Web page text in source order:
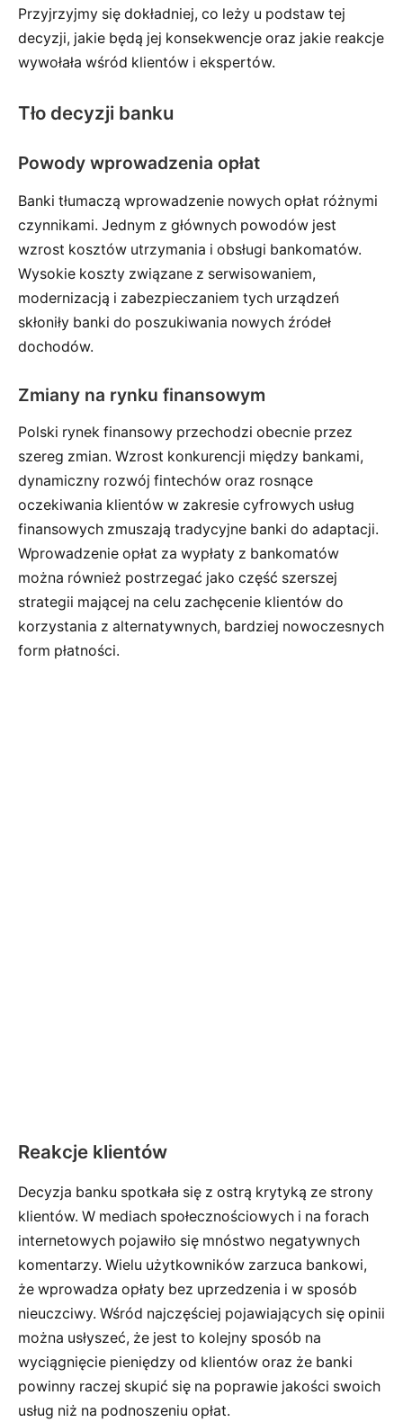
Przyjrzyjmy się dokładniej, co leży u podstaw tej
decyzji, jakie będą jej konsekwencje oraz jakie reakcje
wywołała wśród klientów i ekspertów.
Tło decyzji banku
Powody wprowadzenia opłat
Banki tłumaczą wprowadzenie nowych opłat różnymi
czynnikami. Jednym z głównych powodów jest
wzrost kosztów utrzymania i obsługi bankomatów.
Wysokie koszty związane z serwisowaniem,
modernizacją i zabezpieczaniem tych urządzeń
skłoniły banki do poszukiwania nowych źródeł
dochodów.
Zmiany na rynku finansowym
Polski rynek finansowy przechodzi obecnie przez
szereg zmian. Wzrost konkurencji między bankami,
dynamiczny rozwój fintechów oraz rosnące
oczekiwania klientów w zakresie cyfrowych usług
finansowych zmuszają tradycyjne banki do adaptacji.
Wprowadzenie opłat za wypłaty z bankomatów
można również postrzegać jako część szerszej
strategii mającej na celu zachęcenie klientów do
korzystania z alternatywnych, bardziej nowoczesnych
form płatności.
Reakcje klientów
Decyzja banku spotkała się z ostrą krytyką ze strony
klientów. W mediach społecznościowych i na forach
internetowych pojawiło się mnóstwo negatywnych
komentarzy. Wielu użytkowników zarzuca bankowi,
że wprowadza opłaty bez uprzedzenia i w sposób
nieuczciwy. Wśród najczęściej pojawiających się opinii
można usłyszeć, że jest to kolejny sposób na
wyciągnięcie pieniędzy od klientów oraz że banki
powinny raczej skupić się na poprawie jakości swoich
usług niż na podnoszeniu opłat.